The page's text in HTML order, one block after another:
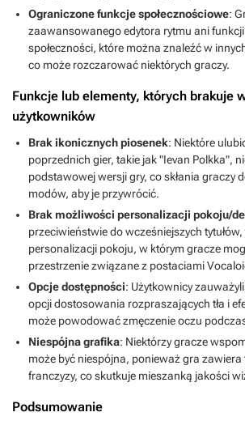
Ograniczone funkcje społecznościowe:
zaawansowanego edytora rytmu ani
społeczności, które można znaleźć w
co może rozczarować niektórych graczy.
Funkcje lub elementy, których brakuje
użytkowników
Brak ikonicznych piosenek: Niektóre
poprzednich gier, takie jak "Ievan Polkka",
podstawowej wersji gry, co skłania graczy
modów, aby je przywrócić.
Brak możliwości personalizacji pokoju/
przeciwieństwie do wcześniejszych
personalizacji pokoju, w którym gracze
przestrzenie związane z postaciami
Opcje dostępności: Użytkownicy
opcji dostosowania rozpraszających tła i
może powodować zmęczenie oczu
Niespójna grafika: Niektórzy gracze
może być niespójna, ponieważ gra zawiera
franczyzy, co skutkuje mieszanką jakości
Podsumowanie